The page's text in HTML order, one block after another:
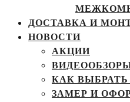
ДОСТАВКА И
НОВОСТИ
АКЦИИ
КАК
ЗАМЕР И